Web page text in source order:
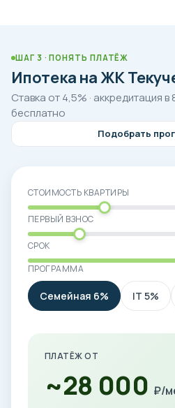
ШАГ 3 · ПОНЯТЬ ПЛАТЁЖ
Ипотека на ЖК
Ставка от 4,5% · аккредитация
бесплатно
Подобрать
СТОИМОСТЬ КВАРТИРЫ
ПЕРВЫЙ ВЗНОС
СРОК
ПРОГРАММА
Семейная 6% IT 5%
ПЛАТЁЖ ОТ
~28 000 ₽/